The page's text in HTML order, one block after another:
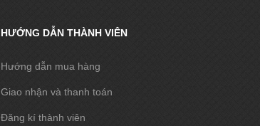
HƯỚNG DẪN THÀNH VIÊN
Hướng dẫn mua hàng
Giao nhận và thanh toán
Đăng kí thành viên